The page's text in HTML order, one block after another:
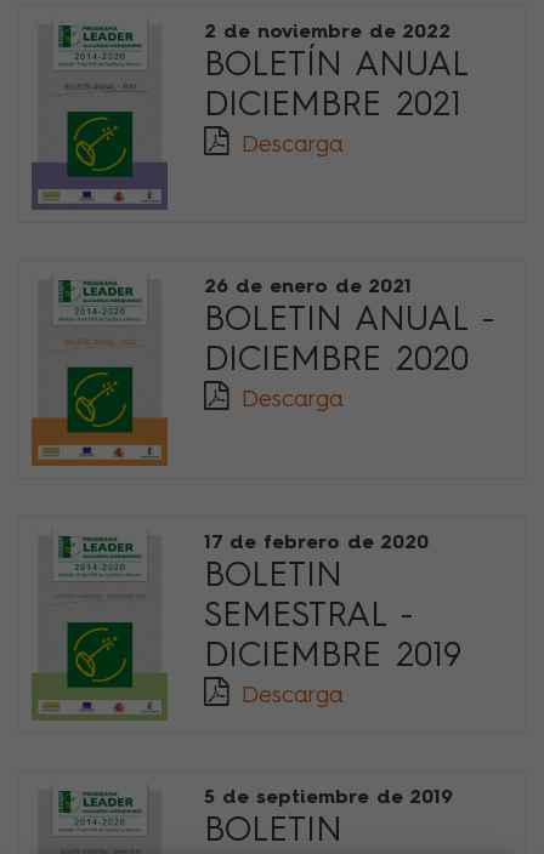
2 de noviembre de 2022
BOLETÍN ANUAL
DICIEMBRE 2021
Descarga
26 de enero de 2021
BOLETIN ANUAL -
DICIEMBRE 2020
Descarga
17 de febrero de 2020
BOLETIN
SEMESTRAL -
DICIEMBRE 2019
Descarga
5 de septiembre de 2019
BOLETIN